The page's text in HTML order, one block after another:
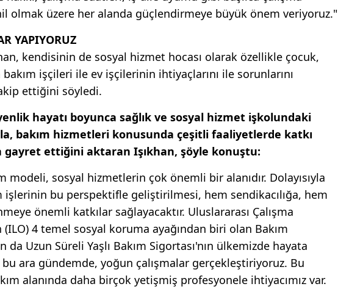
olmak üzere her alanda güçlendirmeye büyük önem veriyoruz."
YAPIYORUZ
kendisinin de sosyal hizmet hocası olarak özellikle çocuk,
bakım işçileri ile ev işçilerinin ihtiyaçlarını ile sorunlarını
ettiğini söyledi.
hayatı boyunca sağlık ve sosyal hizmet işkolundaki
bakım hizmetleri konusunda çeşitli faaliyetlerde katkı
gayret ettiğini aktaran Işıkhan, şöyle konuştu:
modeli, sosyal hizmetlerin çok önemli bir alanıdır. Dolayısıyla
işlerinin bu perspektifle geliştirilmesi, hem sendikacılığa, hem
önemli katkılar sağlayacaktır. Uluslararası Çalışma
(ILO) 4 temel sosyal koruma ayağından biri olan Bakım
da Uzun Süreli Yaşlı Bakım Sigortası'nın ülkemizde hayata
ara gündemde, yoğun çalışmalar gerçekleştiriyoruz. Bu
alanında daha birçok yetişmiş profesyonele ihtiyacımız var.